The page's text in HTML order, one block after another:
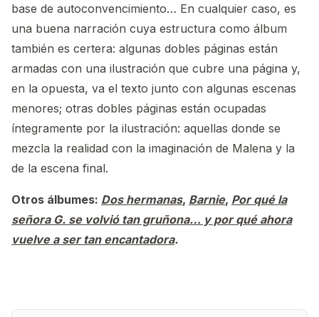
base de autoconvencimiento… En cualquier caso, es
una buena narración cuya estructura como álbum
también es certera: algunas dobles páginas están
armadas con una ilustración que cubre una página y,
en la opuesta, va el texto junto con algunas escenas
menores; otras dobles páginas están ocupadas
íntegramente por la ilustración: aquellas donde se
mezcla la realidad con la imaginación de Malena y la
de la escena final.
Otros álbumes: Dos hermanas, Barnie, Por qué la
señora G. se volvió tan gruñona… y por qué ahora
vuelve a ser tan encantadora.